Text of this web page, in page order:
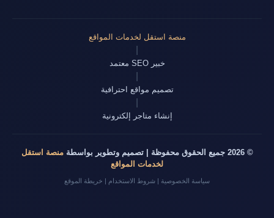
منصة استقل لخدمات المواقع
خبير SEO معتمد
تصميم مواقع احترافية
إنشاء متاجر إلكترونية
© 2026 جميع الحقوق محفوظة | تصميم وتطوير بواسطة
منصة استقل
لخدمات المواقع
سياسة الخصوصية | شروط الاستخدام | خريطة الموقع